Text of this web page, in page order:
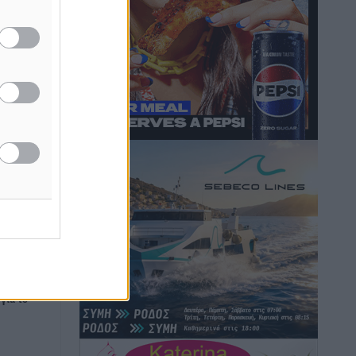
το
Hotels – Χατζηλαζάρου – Προχωρά
καινούργιο ξενοδοχείο στην Κω
Τοπικές Ειδήσεις• πριν 4 ώρες
Αυτοκίνητο μπήκε παράνομα σε
μονόδρομο στο Μαστιχάρι –
Αναποδογύρισε όχημα με μητέρα και
πριν 4 ώρες
“Η Ευρώπη αντιμετώπιζε το
προσφυγικό σαν ταινία τρόμου” – Η
συγκλονιστική μαρτυρία της Χαρούλας
Γιασιράνη στον RV για τα γεγονότα που
οδήγησαν στο Σύμφωνο της Λέρου
Τοπικές Ειδήσεις• πριν 4 ώρες
Συναυλία με τον Γιάννη Κότσιρα στις